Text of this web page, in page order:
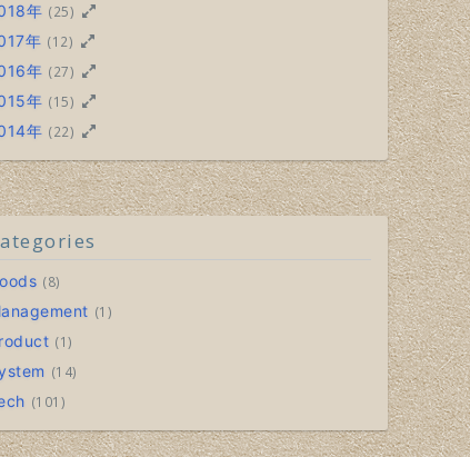
年 (25)
年 (12)
年 (27)
年 (15)
年 (22)
8
1
1
14
101